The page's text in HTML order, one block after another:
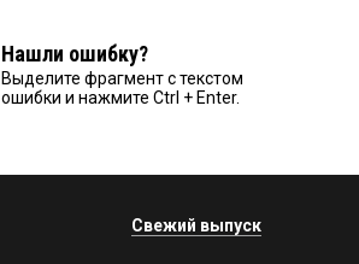
Нашли ошибку?
Выделите фрагмент с текстом
ошибки и нажмите Ctrl + Enter.
Свежий выпуск